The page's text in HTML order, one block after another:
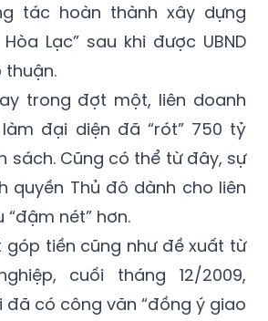
tác hoàn thành xây dựng
Lạc” sau khi được UBND
thuận.
trong đợt một, liên doanh
đại diện đã “rót” 750 tỷ
sách. Cũng có thể từ đây, sự
quyền Thủ đô dành cho liên
nét” hơn.
góp tiền cũng như đề xuất từ
cuối tháng 12/2009,
đã có công văn “đồng ý giao